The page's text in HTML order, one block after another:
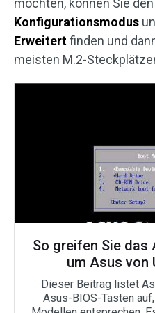
möchten, können Sie den
Konfigurationsmodus
Erweitertfinden und
meisten M.2-
So greifen Sie das
um Asus von
Dieser Beitrag listet
Asus-BIOS-Tasten